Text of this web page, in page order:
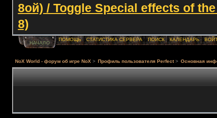
8ой) / Toggle Special effects of
8)
НАЧАЛО
ПОМОЩЬ СТАТИСТИКА СЕРВЕРА ПОИСК КАЛЕНДАРЬ
NoX World - форум об игре NoX > Профиль пользователя Perfect> Основная